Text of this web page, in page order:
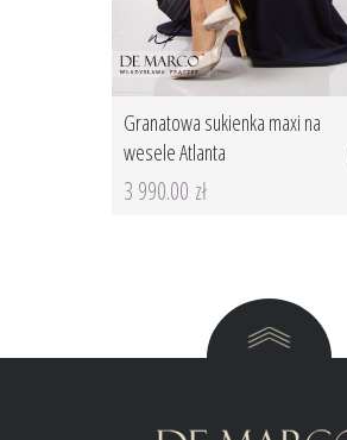
Granatowa sukienka maxi na
wesele Atlanta
3 990.00 zł